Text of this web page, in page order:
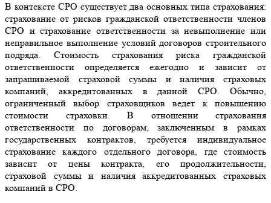
В контексте СРО существует два основных типа страхования:
страхование от рисков гражданской ответственности членов
СРО и страхование ответственности за невыполнение или
неправильное выполнение условий договоров строительного
подряда. Стоимость страхования риска гражданской
ответственности определяется ежегодно и зависит от
запрашиваемой страховой суммы и наличия страховых
компаний, аккредитованных в данной СРО. Обычно,
ограниченный выбор страховщиков ведет к повышению
стоимости страховки. В отношении страхования
ответственности по договорам, заключенным в рамках
государственных контрактов, требуется индивидуальное
страхование каждого отдельного договора, где стоимость
зависит от цены контракта, его продолжительности,
страховой суммы и наличия аккредитованных страховых
компаний в СРО.